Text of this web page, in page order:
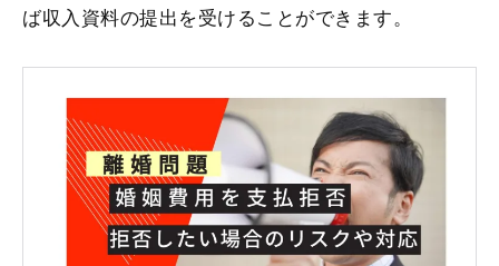
ば収入資料の提出を受けることができます。